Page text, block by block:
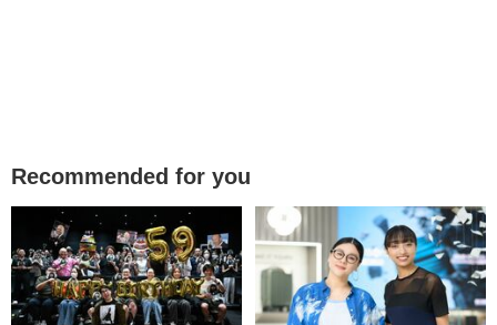
Recommended for you